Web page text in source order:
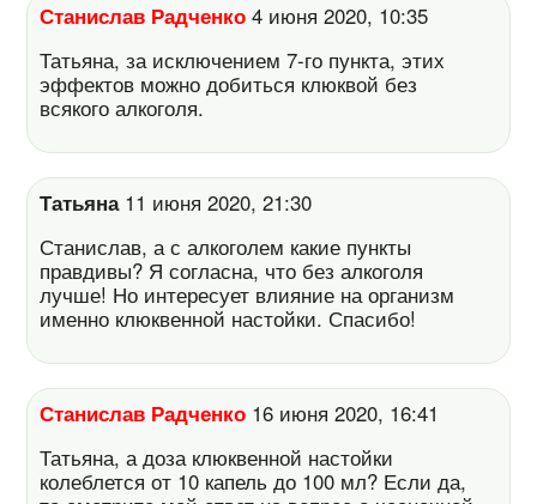
Станислав Радченко 4 июня 2020, 10:35
Татьяна, за исключением 7-го пункта, этих
эффектов можно добиться клюквой без
всякого алкоголя.
Татьяна11 июня 2020, 21:30
Станислав, а с алкоголем какие пункты
правдивы? Я согласна, что без алкоголя
лучше! Но интересует влияние на организм
именно клюквенной настойки. Спасибо!
Станислав Радченко 16 июня 2020, 16:41
Татьяна, а доза клюквенной настойки
колеблется от 10 капель до 100 мл? Если да,